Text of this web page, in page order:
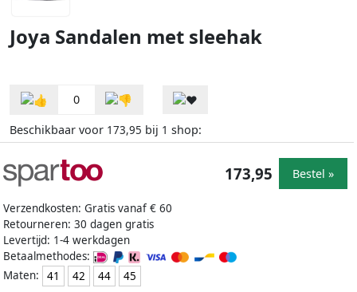
Joya Sandalen met sleehak
0
Beschikbaar voor 173,95 bij 1 shop:
Verzendkosten: Gratis vanaf € 60
Retourneren: 30 dagen gratis
Levertijd: 1-4 werkdagen
Betaalmethodes:
Maten:
41 42 44 45
173,95 Bestel »